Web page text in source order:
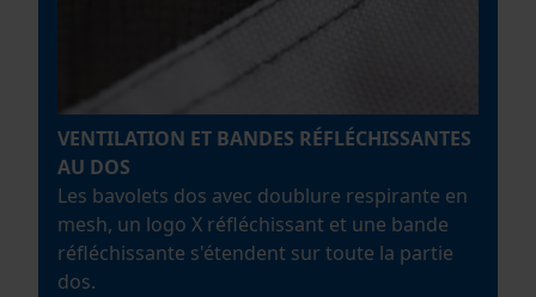
VENTILATION ET BANDES RÉFLÉCHISSANTES
AU DOS
Les bavolets dos avec doublure respirante en
mesh, un logo X réfléchissant et une bande
réfléchissante s'étendent sur toute la partie
dos.
Event Tracking
Facebook Pixel